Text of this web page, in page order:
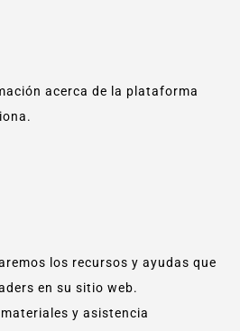
acerca de la plataforma
los recursos y ayudas que
en su sitio web.
y asistencia